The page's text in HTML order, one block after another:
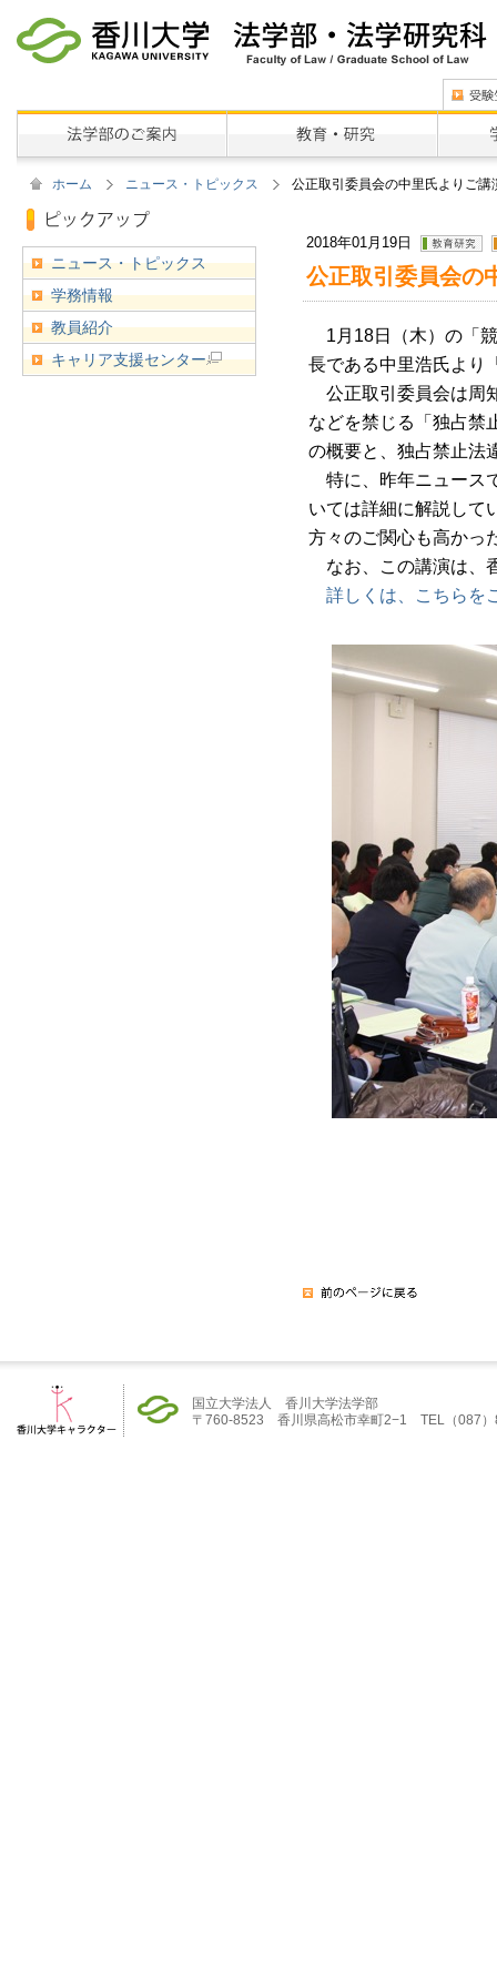
ホーム ニュース・トピックス 公正取引委員会の中里氏よりご講
2018年01月19日
公正取引委員会の
1月18日（木）の「
長である中里浩氏より
公正取引委員会は周
などを禁じる「独占禁
の概要と、独占禁止法
特に、昨年ニュース
いては詳細に解説して
方々のご関心も高かっ
なお、この講演は、
詳しくは、こちらを
ニュース・トピックス
学務情報
教員紹介
キャリア支援センター
国立大学法人 香川大学法学部
〒760-8523 香川県高松市幸町2−1 TEL（087）